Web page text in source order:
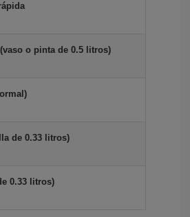
o pinta de 0.5 litros)
de 0.33 litros)
0.33 litros)